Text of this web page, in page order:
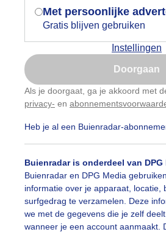
Met persoonlijke
Gratis blijven gebruiken
Instellingen
Doorgaan
Als je doorgaat, ga je akkoord met
privacy- en
Heb je al een Buienradar-
Buienradar is onderdeel van DPG
Buienradar en DPG Media
informatie over je apparaat, locatie,
surfgedrag te verzamelen. Deze
we met de gegevens die je zelf
wanneer je een account aanmaakt.
je browser waarin deze
gevraagd
Is goed, toon de
Nu niet,
Gebruik je Safari en wil je niet
Klikhierom dit aan te